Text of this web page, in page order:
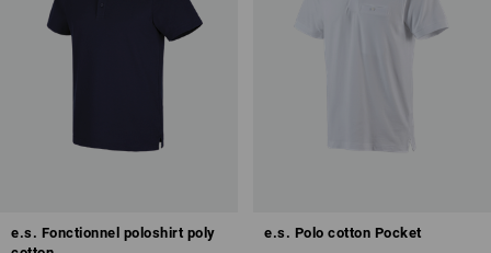
e.s. Fonctionnel poloshirt poly
e.s. Polo cotton Pocket